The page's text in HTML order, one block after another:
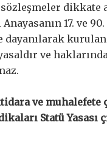
dikkate
17. ve 90.
ve
ve muhalefete
Statü Yasası